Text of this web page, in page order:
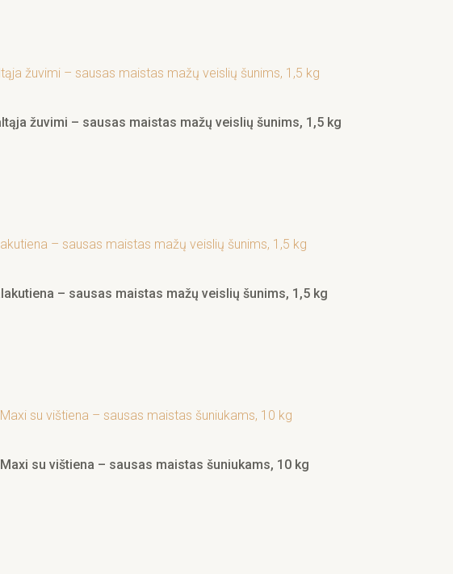
žuvimi – sausas maistas mažų veislių šunims, 1,5 kg
– sausas maistas mažų veislių šunims, 1,5 kg
su vištiena – sausas maistas šuniukams, 10 kg